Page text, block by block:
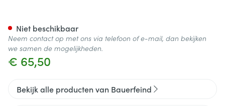
€ 65,50
Niet beschikbaar
Neem contact op met ons via telefoon of e-mail, dan bekijken
we samen de mogelijkheden.
Bekijk alle producten van Bauerfeind